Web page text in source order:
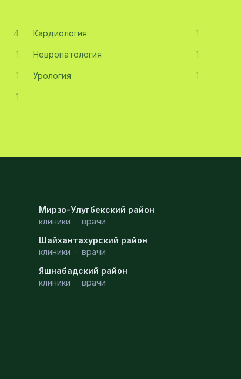
4 Кардиология 1
1 Невропатология 1
1 Урология 1
1
Мирзо-Улугбекский район
клиники · врачи
Шайхантахурский район
клиники · врачи
Яшнабадский район
клиники · врачи